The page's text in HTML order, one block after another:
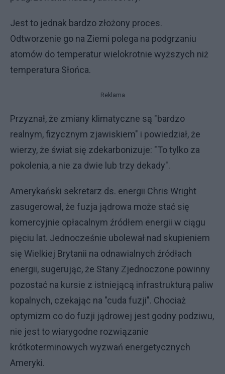
Jest to jednak bardzo złożony proces.
Odtworzenie go na Ziemi polega na podgrzaniu
atomów do temperatur wielokrotnie wyższych niż
temperatura Słońca.
Reklama
Przyznał, że zmiany klimatyczne są "bardzo
realnym, fizycznym zjawiskiem" i powiedział, że
wierzy, że świat się zdekarbonizuje: "To tylko za
pokolenia, a nie za dwie lub trzy dekady".
Amerykański sekretarz ds. energii Chris Wright
zasugerował, że fuzja jądrowa może stać się
komercyjnie opłacalnym źródłem energii w ciągu
pięciu lat. Jednocześnie ubolewał nad skupieniem
się Wielkiej Brytanii na odnawialnych źródłach
energii, sugerując, że Stany Zjednoczone powinny
pozostać na kursie z istniejącą infrastrukturą paliw
kopalnych, czekając na "cuda fuzji". Chociaż
optymizm co do fuzji jądrowej jest godny podziwu,
nie jest to wiarygodne rozwiązanie
krótkoterminowych wyzwań energetycznych
Ameryki.